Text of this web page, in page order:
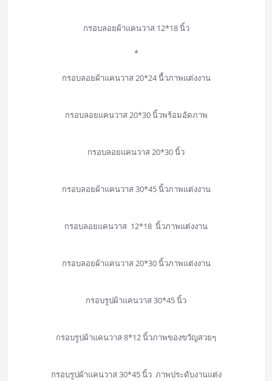
กรอบลอยผ้าแคนวาส 12*18 นิ้ว
*
กรอบลอยผ้าแคนวาส 20*24 นื้วภาพแต่งงาน
กรอบลอยแคนวาส 20*30 นิ้วพร้อมอัดภาพ
กรอบลอยแคนวาส 20*30 นิ้ว
กรอบลอยผ้าแคนวาส 30*45 นิ้วภาพแต่งงาน
กรอบลอยแคนวาส 12*18 นิ้วภาพแต่งงาน
กรอบลอยผ้าแคนวาส 20*30 นิ้วภาพแต่งงาน
กรอบรูปผ้าแคนวาส 30*45 นิ้ว
กรอบรูปผ้าแคนวาส 8*12 นิ้วภาพของขวัญสวยๆ
กรอบรูปผ้าแคนวาส 30*45 นิ้ว ภาพประดับงานแต่ง